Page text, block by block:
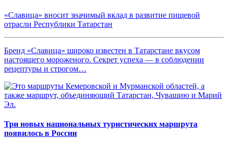
«Славица» вносит значимый вклад в развитие пищевой
отрасли Республики Татарстан
Бренд «Славица» широко известен в Татарстане вкусом
настоящего мороженого. Секрет успеха — в соблюдении
рецептуры и строгом…
Три новых национальных туристических маршрута
появилось в России